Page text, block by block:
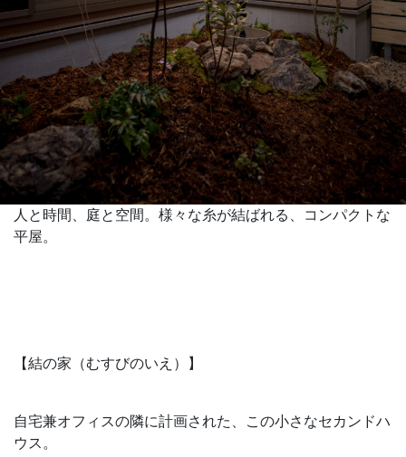
人と時間、庭と空間。様々な糸が結ばれる、コンパクトな
平屋。
【結の家（むすびのいえ）】
自宅兼オフィスの隣に計画された、この小さなセカンドハ
ウス。